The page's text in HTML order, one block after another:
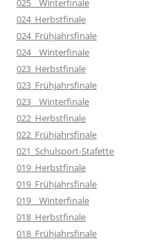
025__Winterfinale
024_Herbstfinale
024_Frühjahrsfinale
024__Winterfinale
023_Herbstfinale
023_Frühjahrsfinale
023__Winterfinale
022_Herbstfinale
022_Frühjahrsfinale
021_Schulsport-Stafette
019_Herbstfinale
019_Frühjahrsfinale
019__Winterfinale
018_Herbstfinale
018_Frühjahrsfinale